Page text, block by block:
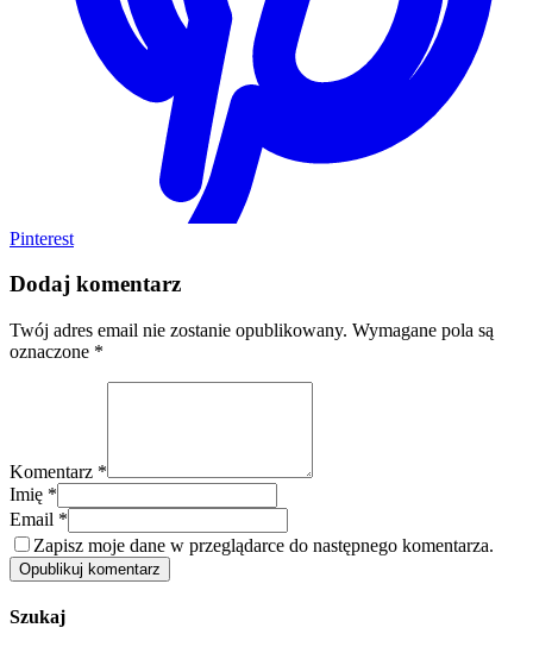
Pinterest
Dodaj komentarz
Twój adres email nie zostanie opublikowany. Wymagane pola są
oznaczone *
Komentarz *
Imię *
Email *
Zapisz moje dane w przeglądarce do następnego komentarza.
Opublikuj komentarz
Szukaj